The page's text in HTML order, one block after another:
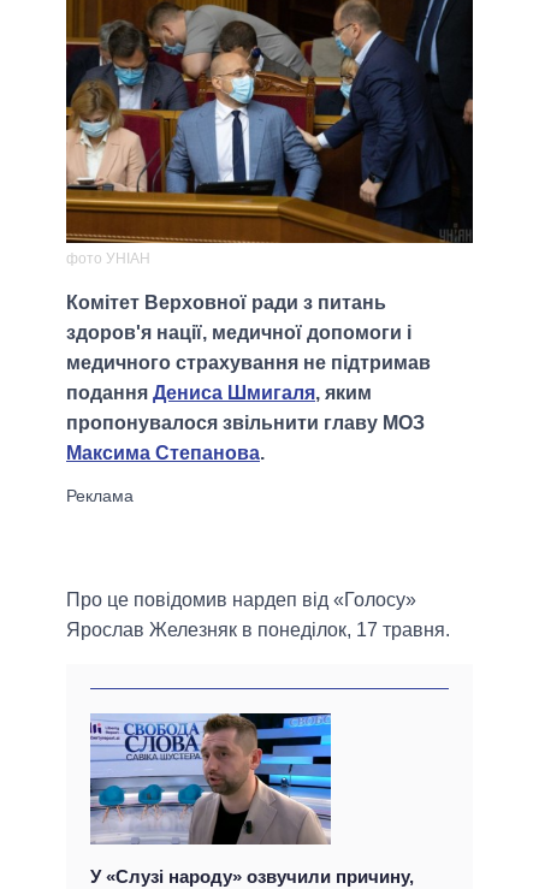
фото УНІАН
Комітет Верховної ради з питань
здоров'я нації, медичної допомоги і
медичного страхування не підтримав
подання Дениса Шмигаля, яким
пропонувалося звільнити главу МОЗ
Максима Степанова.
Про це повідомив нардеп від «Голосу»
Ярослав Железняк в понеділок, 17 травня.
У «Слузі народу» озвучили причину,